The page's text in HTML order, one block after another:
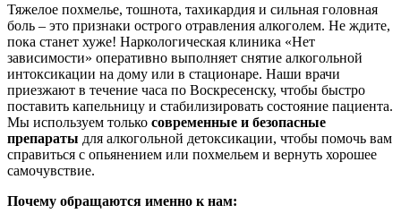
Тяжелое похмелье, тошнота, тахикардия и сильная головная
боль – это признаки острого отравления алкоголем. Не ждите,
пока станет хуже! Наркологическая клиника «Нет
зависимости» оперативно выполняет снятие алкогольной
интоксикации на дому или в стационаре. Наши врачи
приезжают в течение часа по Воскресенску, чтобы быстро
поставить капельницу и стабилизировать состояние пациента.
Мы используем только современные и безопасные
препараты для алкогольной детоксикации, чтобы помочь вам
справиться с опьянением или похмельем и вернуть хорошее
самочувствие.
Почему обращаются именно к нам: